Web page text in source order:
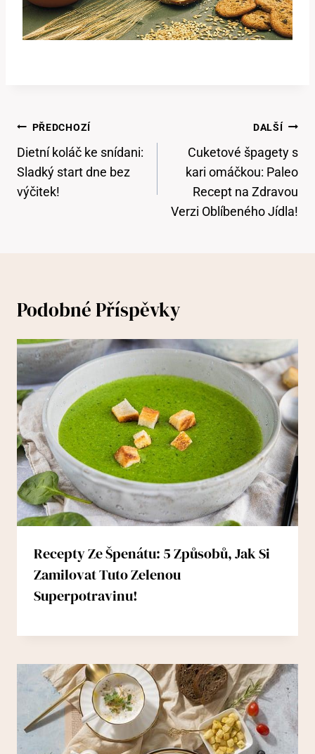
Navigace
Pro
Příspěvek
PŘEDCHOZÍ
Dietní koláč ke snídani:
Sladký start dne bez
výčitek!
DALŠÍ
Cuketové špagety s
kari omáčkou: Paleo
Recept na Zdravou
Verzi Oblíbeného Jídla!
Podobné Příspěvky
Recepty Ze Špenátu: 5 Způsobů, Jak Si
Zamilovat Tuto Zelenou
Superpotravinu!